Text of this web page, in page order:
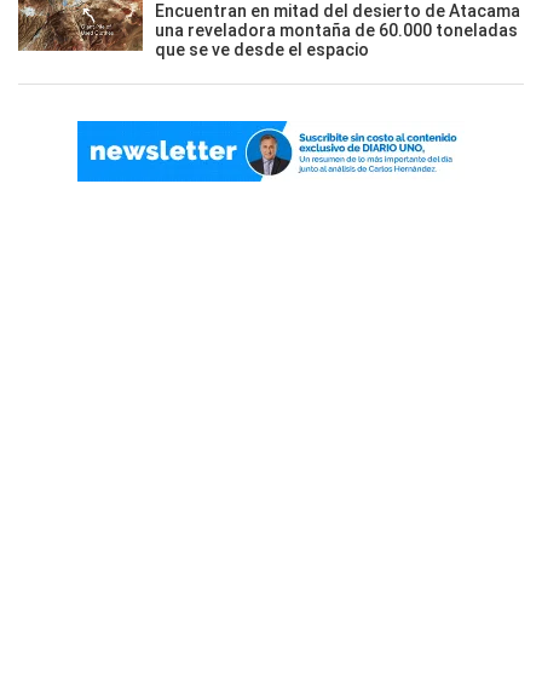
Encuentran en mitad del desierto de Atacama
una reveladora montaña de 60.000 toneladas
que se ve desde el espacio